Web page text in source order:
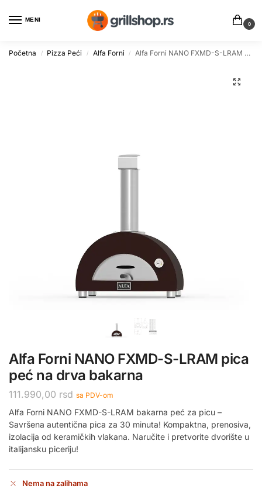
MENI
0
Početna / Pizza Peći / Alfa Forni / Alfa Forni NANO FXMD-S-LRAM pica peć na drva bakarna
Alfa Forni NANO FXMD-S-LRAM pica
peć na drva bakarna
111.990,00 rsd sa PDV-om
Alfa Forni NANO FXMD-S-LRAM bakarna peć za picu –
Savršena autentična pica za 30 minuta! Kompaktna, prenosiva,
izolacija od keramičkih vlakana. Naručite i pretvorite dvorište u
italijansku piceriju!
Nema na zalihama